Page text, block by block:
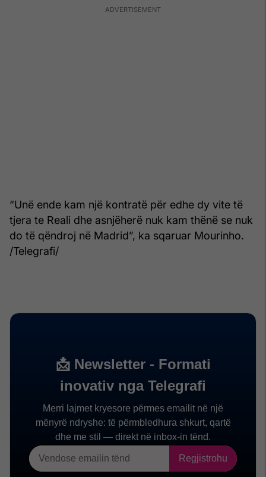
“Unë ende kam një kontratë për edhe dy vite të
tjera te Reali dhe asnjëherë nuk kam thënë se nuk
do të qëndroj në Madrid”, ka sqaruar Mourinho.
/Telegrafi/